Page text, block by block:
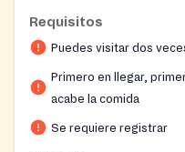
website for specific
offerings, and to make
Choice Pantry. The
garden with seasonal
Requisitos
Puedes visitar dos
Primero en llegar,
acabe la comida
Se requiere registrar